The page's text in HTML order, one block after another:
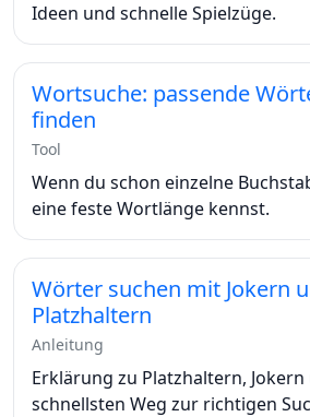
Ideen und schnelle Spielzüge.
Wortsuche: passende
finden
Tool
Wenn du schon einzelne
eine feste Wortlänge kennst.
Wörter suchen mit Jokern
Platzhaltern
Anleitung
Erklärung zu Platzhaltern,
schnellsten Weg zur richtigen